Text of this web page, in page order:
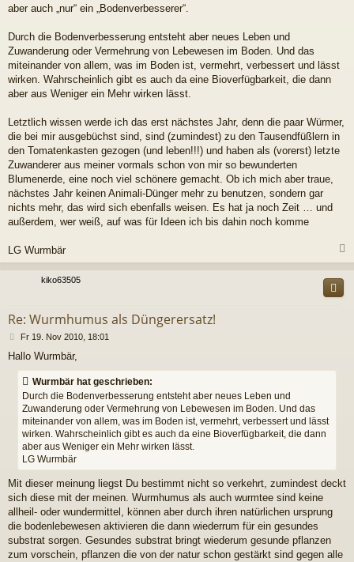
aber auch „nur“ ein „Bodenverbesserer“.
Durch die Bodenverbesserung entsteht aber neues Leben und
Zuwanderung oder Vermehrung von Lebewesen im Boden. Und das
miteinander von allem, was im Boden ist, vermehrt, verbessert und lässt
wirken. Wahrscheinlich gibt es auch da eine Bioverfügbarkeit, die dann
aber aus Weniger ein Mehr wirken lässt.
Letztlich wissen werde ich das erst nächstes Jahr, denn die paar Würmer,
die bei mir ausgebüchst sind, sind (zumindest) zu den Tausendfüßlern in
den Tomatenkasten gezogen (und leben!!!) und haben als (vorerst) letzte
Zuwanderer aus meiner vormals schon von mir so bewunderten
Blumenerde, eine noch viel schönere gemacht. Ob ich mich aber traue,
nächstes Jahr keinen Animali-Dünger mehr zu benutzen, sondern gar
nichts mehr, das wird sich ebenfalls weisen. Es hat ja noch Zeit … und
außerdem, wer weiß, auf was für Ideen ich bis dahin noch komme
LG Wurmbär
a
kiko63505
Re: Wurmhumus als Düngerersatz!
B
i
Fr 19. Nov 2010, 18:01
Hallo Wurmbär,
Wurmbär hat geschrieben:
Durch die Bodenverbesserung entsteht aber neues Leben und
Zuwanderung oder Vermehrung von Lebewesen im Boden. Und das
miteinander von allem, was im Boden ist, vermehrt, verbessert und lässt
wirken. Wahrscheinlich gibt es auch da eine Bioverfügbarkeit, die dann
aber aus Weniger ein Mehr wirken lässt.
LG Wurmbär
Mit dieser meinung liegst Du bestimmt nicht so verkehrt, zumindest deckt
sich diese mit der meinen. Wurmhumus als auch wurmtee sind keine
allheil- oder wundermittel, können aber durch ihren natürlichen ursprung
die bodenlebewesen aktivieren die dann wiederrum für ein gesundes
substrat sorgen. Gesundes substrat bringt wiederum gesunde pflanzen
zum vorschein, pflanzen die von der natur schon gestärkt sind gegen alle